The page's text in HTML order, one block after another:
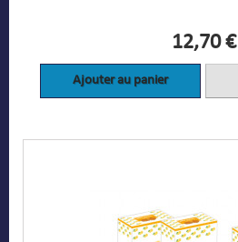
12,70 €
Ajouter au panier